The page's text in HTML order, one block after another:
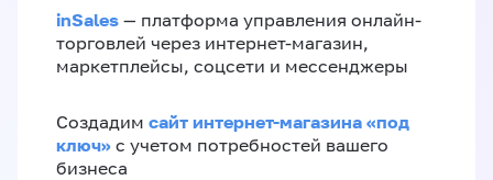
inSales — платформа управления онлайн-
торговлей через интернет-магазин,
маркетплейсы, соцсети и мессенджеры
Создадим сайт интернет-магазина «под
ключ» с учетом потребностей вашего
бизнеса